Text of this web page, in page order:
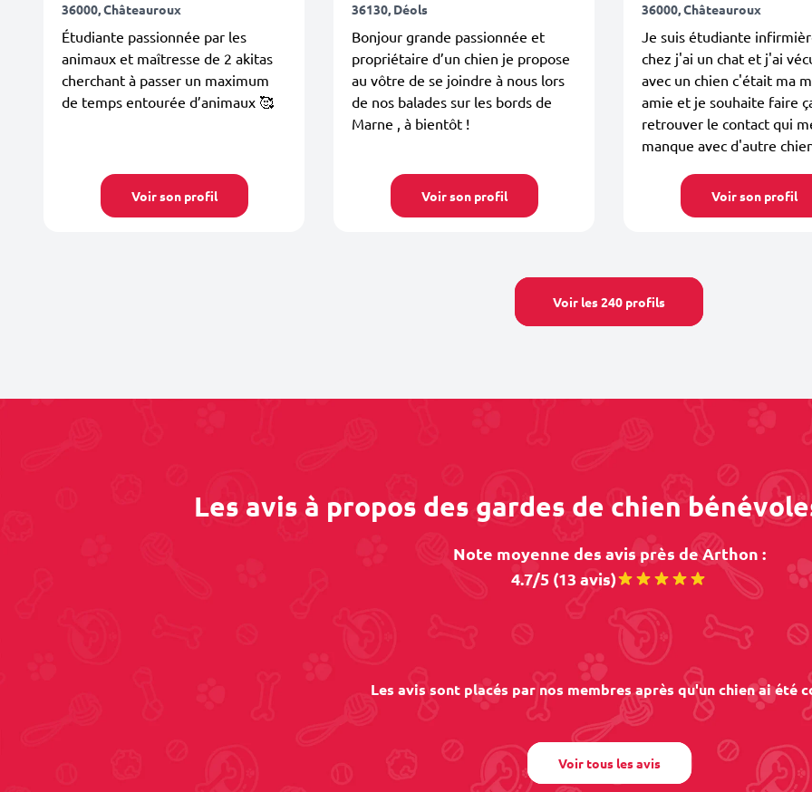
36000, Châteauroux
Étudiante passionnée par les
animaux et maîtresse de 2 akitas
cherchant à passer un maximum
de temps entourée d’animaux 🥰
Voir son profil
36130, Déols
Bonjour grande passionnée et
propriétaire d’un chien je propose
au vôtre de se joindre à nous lors
de nos balades sur les bords de
Marne , à bientôt !
Voir son profil
36000, Châteauroux
Je suis étudiante
chez j'ai un chat et j'ai
avec un chien c'était ma
amie et je souhaite faire
retrouver le contact qui
manque avec d'autre
Voir son profil
Voir les 240 profils
Les avis à propos des gardes de chien
Note moyenne des avis près de Arthon :
4.7/5 (13 avis)
Les avis sont placés par nos membres après qu'un chien ai été
Voir tous les avis